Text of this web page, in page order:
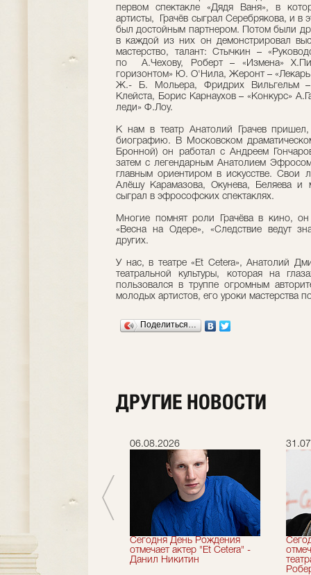
первом спектакле «Дядя Ваня», в
артисты, Грачёв сыграл Серебрякова, и в
был достойным партнером. Потом были
в каждой из них он демонстрировал
мастерство, талант: Стычкин –
по А.Чехову, Роберт – «Измена»
горизонтом» Ю. О'Нила, Жеронт – «Лекарь
Ж.- Б. Мольера, Фридрих Вильгельм –
Клейста, Борис Карнаухов – «Конкурс»
леди» Ф.Лоу.
К нам в театр Анатолий Грачев
биографию. В Московском
Бронной) он работал с Андреем
затем с легендарным Анатолием
главным ориентиром в искусстве.
Алёшу Карамазова, Окунева, Беляева и
сыграл в эфрософских спектаклях.
Многие помнят роли Грачёва в кино,
«Весна на Одере», «Следствие ведут
других.
У нас, в театре «Et Cetera», Анатолий
театральной культуры, которая на
пользовался в труппе огромным
молодых артистов, его уроки мастерства
Поделиться…
ДРУГИЕ НОВОСТИ
сезон!
06.08.2026
Сегодня День Рождения
отмечает актер "Et Cetera" -
Данил Никитин